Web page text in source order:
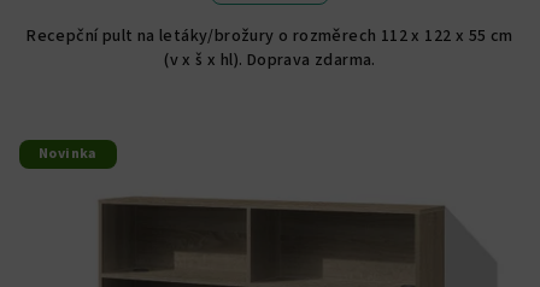
Recepční pult na letáky/brožury o rozměrech 112 x 122 x 55 cm
(v x š x hl). Doprava zdarma.
Novinka